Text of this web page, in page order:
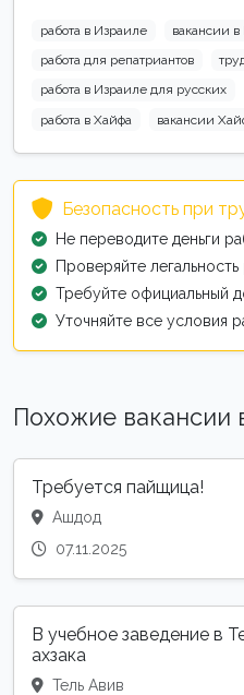
работа в Израиле
вакансии
работа для репатриантов
работа в Израиле для русских
работа в Хайфа
вакансии
Безопасность при
Не переводите деньги
Проверяйте
Требуйте официальный
Уточняйте все условия
Похожие вакансии
Требуется пайщица!
Ашдод
07.11.2025
В учебное заведение в
ахзака
Тель Авив